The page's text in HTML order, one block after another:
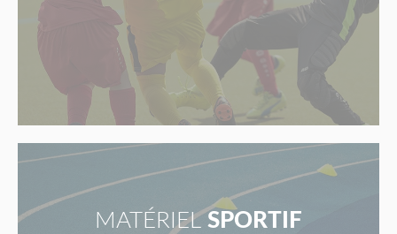
MATÉRIEL SPORTIF